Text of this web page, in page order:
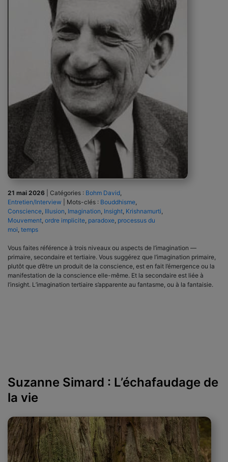
21 mai 2026 Catégories : Bohm David,
Entretien/Interview
Mots-clés : Bouddhisme,
Conscience, Illusion, Imagination, Insight, Krishnamurti,
Mouvement, ordre implicite, paradoxe, processus du
moi, temps
Vous faites référence à trois niveaux ou aspects de l’imagination —
primaire, secondaire et tertiaire. Vous suggérez que l’imagination primaire,
plutôt que d’être un produit de la conscience, est en fait l’émergence ou la
manifestation de la conscience elle-même. Et la secondaire est liée à
l’insight. L’imagination tertiaire s’apparente au fantasme, ou à la fantaisie.
Suzanne Simard : L’échafaudage de
la vie